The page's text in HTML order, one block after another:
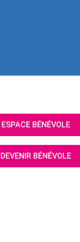
ESPACE BÉNÉVOLE
DEVENIR BÉNÉVOLE